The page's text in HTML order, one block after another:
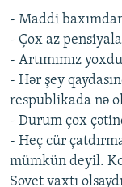
- Maddi
- Çox az
- Artımımız
- Hər şey
respublikada nə
- Durum çox
- Heç cür
mümkün deyil.
Sovet vaxtı